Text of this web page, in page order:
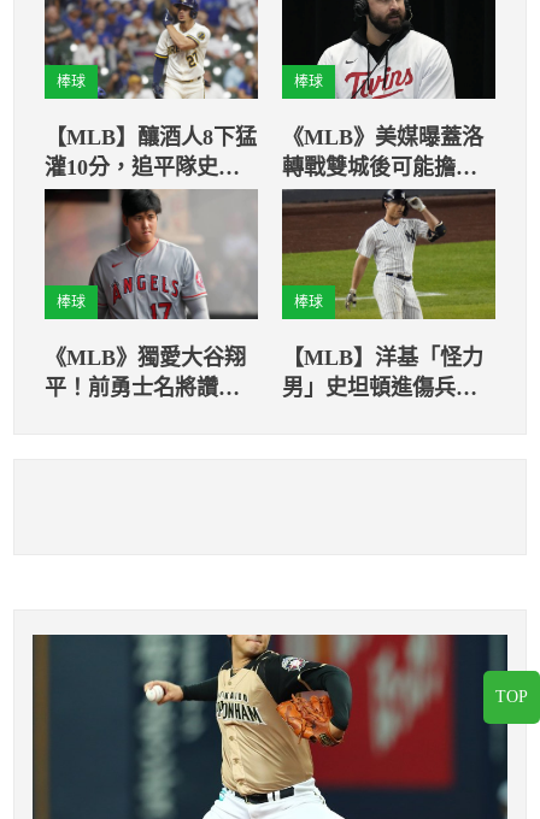
棒球
【MLB】釀酒人8下猛
灌10分，追平隊史單
局第3多得分紀錄
棒球
《MLB》美媒曝蓋洛
轉戰雙城後可能擔任
一壘手！
棒球
《MLB》獨愛大谷翔
平！前勇士名將讚譽
棒球
【MLB】洋基「怪力
男」史坦頓進傷兵名
TOP